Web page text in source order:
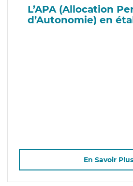
L’APA (Allocation
d’Autonomie) en
En Savoir Plus